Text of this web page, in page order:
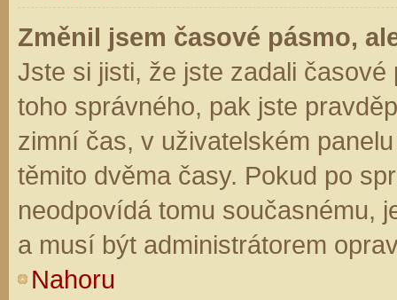
Změnil jsem časové pásmo,
Jste si jisti, že jste zadali
toho správného, pak jste
zimní čas, v uživatelském
těmito dvěma časy. Pokud po
neodpovídá tomu současnému,
a musí být administrátorem
Nahoru